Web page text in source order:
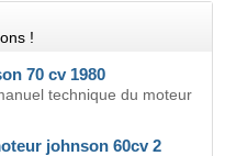
!
70 cv 1980
technique du moteur
johnson 60cv 2